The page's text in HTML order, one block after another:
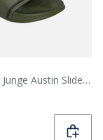
GAP Junior Junge Austin Slider Oliv/Schwarz Olive Black